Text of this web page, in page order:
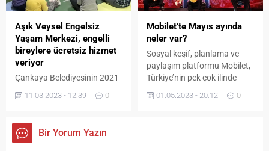
övgüleri toplayan film zengin
tekniği ve sürükleyiciliğiyle
izleyenlere farklı bir deneyim
yaşatacak. Disney+’ın yeni
orijinal filmi ‘Umami’, bugün
130’dan fazla ülkede aynı
anda izleyiciler...
Aşık Veysel Engelsiz
Yaşam Merkezi, engelli
bireylere ücretsiz hizmet
veriyor
Çankaya Belediyesinin 2021
yılında hizmete açtığı Aşık
Veysel Engelsiz Yaşam
müzik, dans, spor, engelsiz
oyun evi, ebeveyn atölyesi,
11.03.2023 - 12:39 0
Mobilet’te Mayıs ayında
neler var?
Sosyal keşif, planlama ve
paylaşım platformu Mobilet,
Türkiye’nin pek çok ilinde
katılımcıları kültürel, sosyal
ve sportif etkinliklerle
01.05.2023 - 20:12 0
Bir Yorum Yazın